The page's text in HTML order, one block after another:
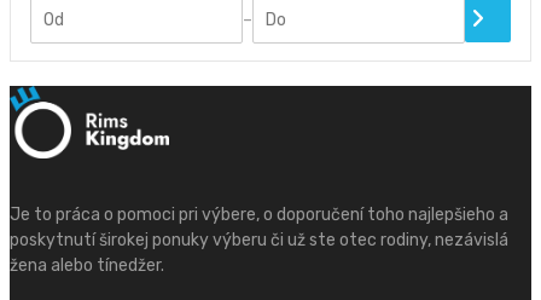
–
Je to práca o pomoci pri výbere, o doporučení toho najlepšieho a
poskytnutí širokej ponuky výberu či už ste otec rodiny, nezávislá
žena alebo tínedžer.